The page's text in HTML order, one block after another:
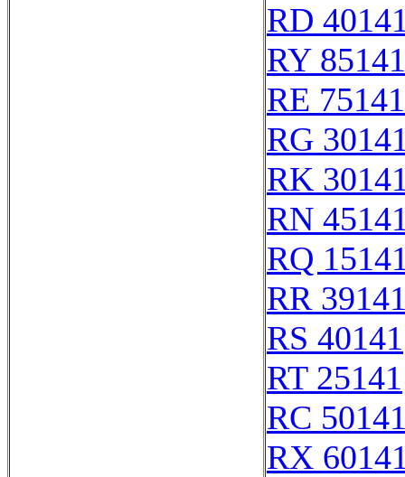
RD
RY 85141
RE 75141
RG
RK
RN
RQ
RR
RS 40141
RT 25141
RC
RX